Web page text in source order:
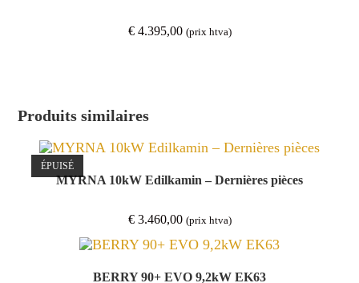
€4.395,00 (prix htva)
Produits similaires
ÉPUISÉ
MYRNA 10kW Edilkamin – Dernières pièces
€3.460,00 (prix htva)
BERRY 90+ EVO 9,2kW EK63